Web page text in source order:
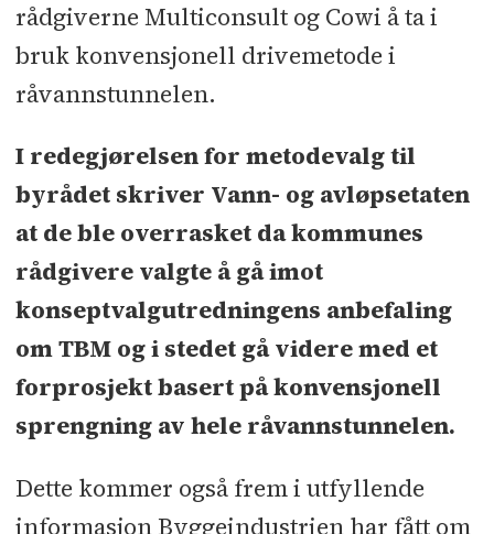
rådgiverne Multiconsult og Cowi å ta i
bruk konvensjonell drivemetode i
råvannstunnelen.
I redegjørelsen for metodevalg til
byrådet skriver Vann- og avløpsetaten
at de ble overrasket da kommunes
rådgivere valgte å gå imot
konseptvalgutredningens anbefaling
om TBM og i stedet gå videre med et
forprosjekt basert på konvensjonell
sprengning av hele råvannstunnelen.
Dette kommer også frem i utfyllende
informasjon Byggeindustrien har fått om